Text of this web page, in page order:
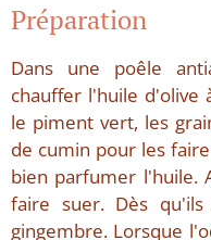
Préparation
Dans une poêle
chauffer l'huile d'olive
le piment vert, les
de cumin pour les
bien parfumer l'huile.
faire suer. Dès
gingembre. Lorsque